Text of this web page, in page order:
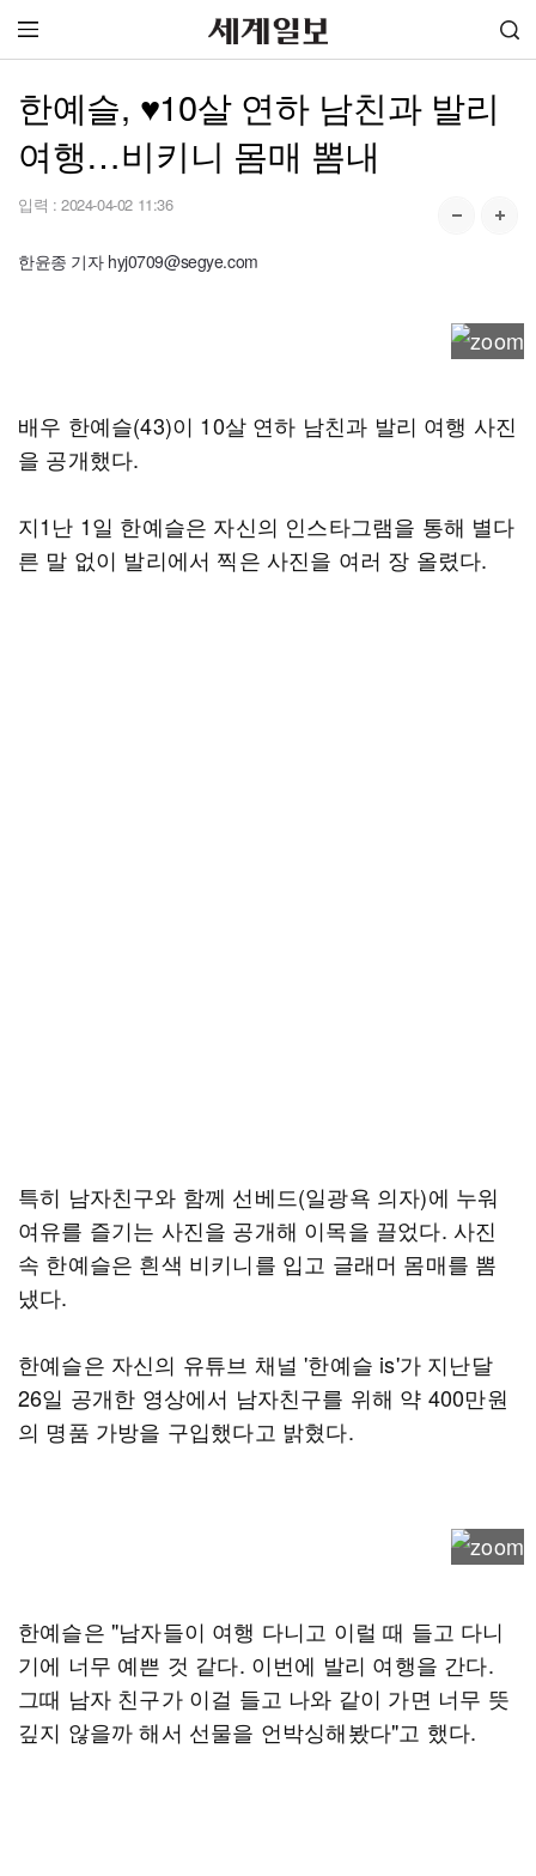
한예슬, ♥10살 연하 남친과 발리
여행…비키니 몸매 뽐내
입력 : 2024-04-02 11:36
한윤종 기자 hyj0709@segye.com
배우 한예슬(43)이 10살 연하 남친과 발리 여행 사진
을 공개했다.
지1난 1일 한예슬은 자신의 인스타그램을 통해 별다
른 말 없이 발리에서 찍은 사진을 여러 장 올렸다.
특히 남자친구와 함께 선베드(일광욕 의자)에 누워
여유를 즐기는 사진을 공개해 이목을 끌었다. 사진
속 한예슬은 흰색 비키니를 입고 글래머 몸매를 뽐
냈다.
한예슬은 자신의 유튜브 채널 '한예슬 is'가 지난달
26일 공개한 영상에서 남자친구를 위해 약 400만원
의 명품 가방을 구입했다고 밝혔다.
한예슬은 "남자들이 여행 다니고 이럴 때 들고 다니
기에 너무 예쁜 것 같다. 이번에 발리 여행을 간다.
그때 남자 친구가 이걸 들고 나와 같이 가면 너무 뜻
깊지 않을까 해서 선물을 언박싱해봤다"고 했다.